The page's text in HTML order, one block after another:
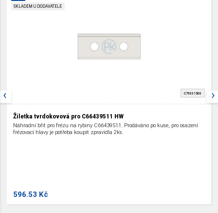
SKLADEM U DODAVATELE
C79031500
Žiletka tvrdokovová pro C66439511 HW
Náhradní břit pro frézu na rybiny C66439511. Prodáváno po kuse, pro osazení
frézovací hlavy je potřeba koupit zpravidla 2ks.
596.53 Kč
‹ ›